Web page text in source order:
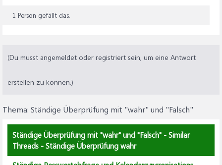
1 Person gefällt das.
(Du musst angemeldet oder registriert sein, um eine Antwort
erstellen zu können.)
Thema: Ständige Überprüfung mit "wahr" und "Falsch"
Ständige Überprüfung mit "wahr" und "Falsch" - Similar
Threads - Ständige Überprüfung wahr